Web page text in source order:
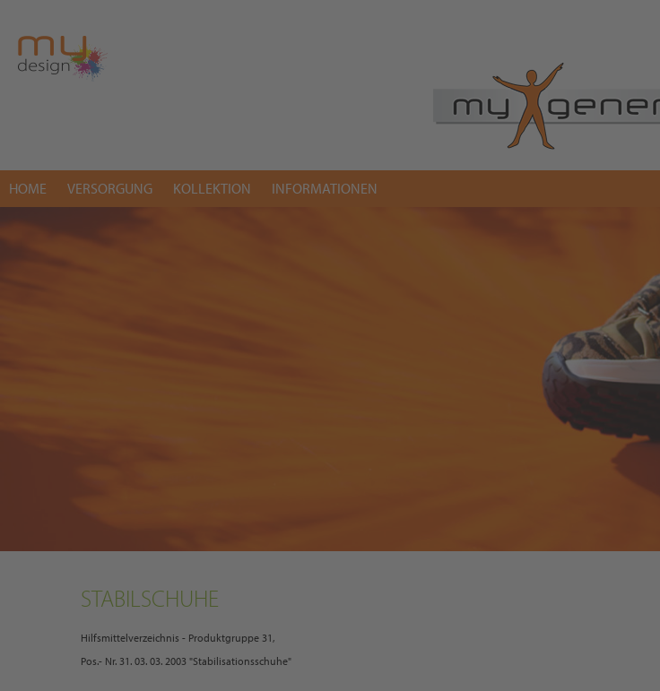
HOME VERSORGUNG KOLLEKTION INFORMATIONEN
STABILSCHUHE
Hilfsmittelverzeichnis - Produktgruppe 31,
Pos.- Nr. 31. 03. 03. 2003 "Stabilisationsschuhe"